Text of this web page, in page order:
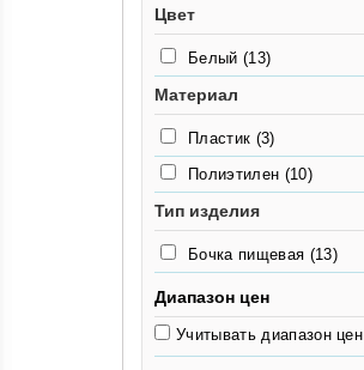
3,1кг
3.6кг(1)
Цвет
Белый (13)
Материал
Пластик (3)
Полиэтилен (10)
Тип изделия
Бочка пищевая (13)
Диапазон цен
Учитывать диапазон цен